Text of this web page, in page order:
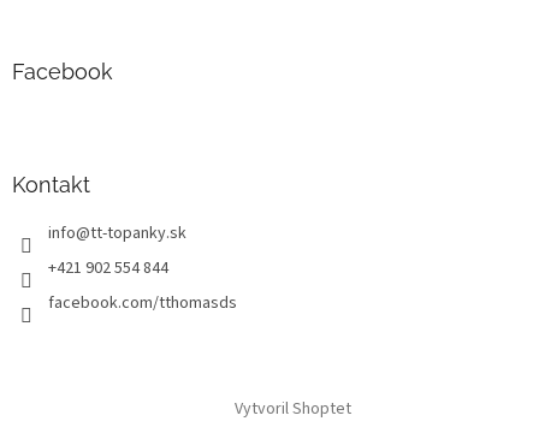
Facebook
Kontakt
info@tt-topanky.sk
+421 902 554 844
facebook.com/tthomasds
Vytvoril Shoptet